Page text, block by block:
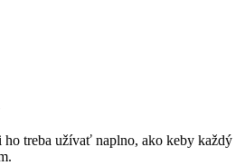
ho treba užívať naplno, ako keby každý